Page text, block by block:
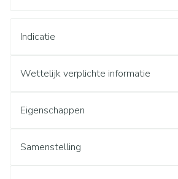
Indicatie
Wettelijk verplichte informatie
Eigenschappen
Samenstelling